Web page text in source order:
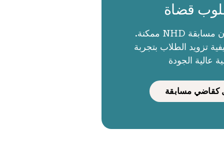
قضاة
الحكام يجعلون مسابقة NHD ممكنة.
تزويد الطلاب بتجربة
عالية الجودة
مسابقة